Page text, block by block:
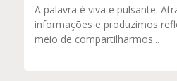
A palavra é viva e pulsante.
informações e produzimos
meio de compartilharmos...